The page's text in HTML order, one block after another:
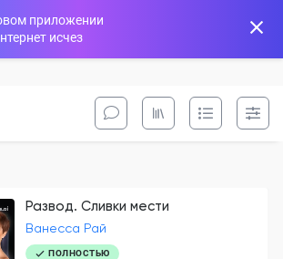
приложении
исчез
Развод. Сливки мести
Ванесса Рай
ПОЛНОСТЬЮ